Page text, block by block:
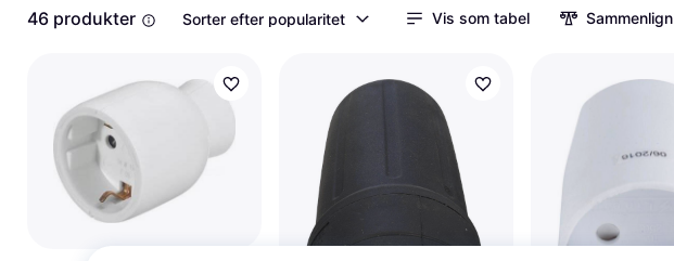
46 produkter Sorter efter popularitet Vis som tabel